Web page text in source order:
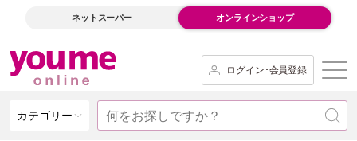
ネットスーパー オンラインショップ
ログイン･会員登録
カテゴリー